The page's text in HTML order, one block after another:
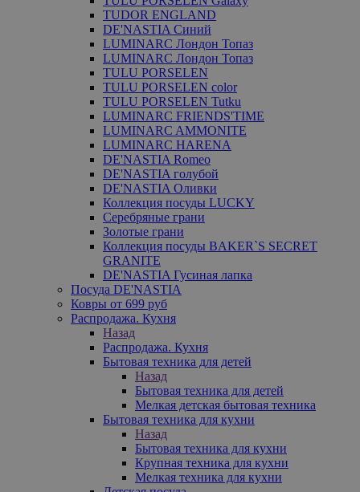
TUDOR ENGLAND
DE'NASTIA Синий
LUMINARC Лондон Топаз
LUMINARC Лондон Топаз
TULU PORSELEN
TULU PORSELEN color
TULU PORSELEN Tutku
LUMINARC FRIENDS'TIME
LUMINARC AMMONITE
LUMINARC HARENA
DE'NASTIA Romeo
DE'NASTIA голубой
DE'NASTIA Оливки
Коллекция посуды LUCKY
Серебряные грани
Золотые грани
Коллекция посуды BAKER`S SECRET
GRANITE
DE'NASTIA Гусиная лапка
Посуда DE'NASTIA
Ковры от 699 руб
Распродажа. Кухня
Назад
Распродажа. Кухня
Бытовая техника для детей
Назад
Бытовая техника для детей
Мелкая детская бытовая техника
Бытовая техника для кухни
Назад
Бытовая техника для кухни
Крупная техника для кухни
Мелкая техника для кухни